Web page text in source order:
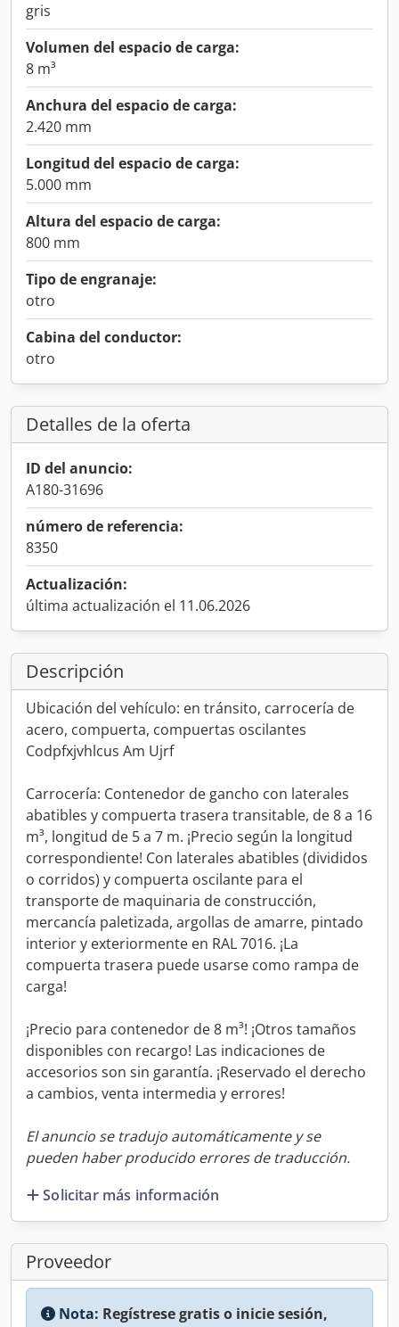
gris
Volumen del espacio de carga:
8 m³
Anchura del espacio de carga:
2.420 mm
Longitud del espacio de carga:
5.000 mm
Altura del espacio de carga:
800 mm
Tipo de engranaje:
otro
Cabina del conductor:
otro
Detalles de la oferta
ID del anuncio:
A180-31696
número de referencia:
8350
Actualización:
última actualización el 11.06.2026
Descripción
Ubicación del vehículo: en tránsito, carrocería de
acero, compuerta, compuertas oscilantes
Codpfxjvhlcus Am Ujrf
Carrocería: Contenedor de gancho con laterales
abatibles y compuerta trasera transitable, de 8 a 16
m³, longitud de 5 a 7 m. ¡Precio según la longitud
correspondiente! Con laterales abatibles (divididos
o corridos) y compuerta oscilante para el
transporte de maquinaria de construcción,
mercancía paletizada, argollas de amarre, pintado
interior y exteriormente en RAL 7016. ¡La
compuerta trasera puede usarse como rampa de
carga!
¡Precio para contenedor de 8 m³! ¡Otros tamaños
disponibles con recargo! Las indicaciones de
accesorios son sin garantía. ¡Reservado el derecho
a cambios, venta intermedia y errores!
El anuncio se tradujo automáticamente y se
pueden haber producido errores de traducción.
Solicitar más información
Proveedor
Nota: Regístrese gratis o inicie sesión,